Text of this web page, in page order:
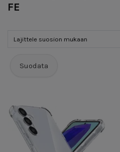
FE
Suodata